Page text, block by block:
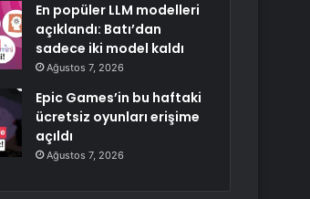
En popüler LLM modelleri
açıklandı: Batı’dan
sadece iki model kaldı
Ağustos 7, 2026
Epic Games’in bu haftaki
ücretsiz oyunları erişime
açıldı
Ağustos 7, 2026